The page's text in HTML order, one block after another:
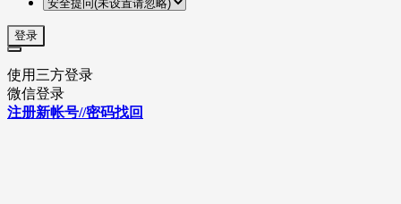
登录
使用三方登录
微信登录
注册新帐号//密码找回